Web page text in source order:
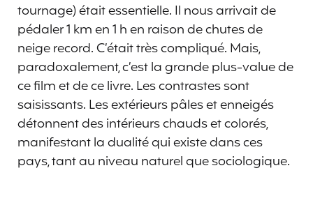
tournage) était essentielle. Il nous arrivait de
pédaler 1 km en 1 h en raison de chutes de
neige record. C’était très compliqué. Mais,
paradoxalement, c’est la grande plus-value de
ce film et de ce livre. Les contrastes sont
saisissants. Les extérieurs pâles et enneigés
détonnent des intérieurs chauds et colorés,
manifestant la dualité qui existe dans ces
pays, tant au niveau naturel que sociologique.